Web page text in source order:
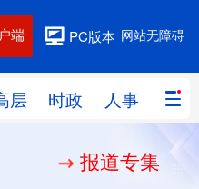
网站无障碍
PC版本
端
层 时政 人事 国际
图
人事
报道专集